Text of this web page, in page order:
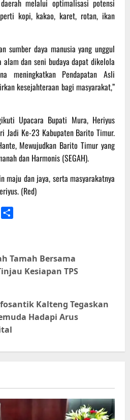
melalui optimalisasi potensi
kopi, kakao, karet, rotan, ikan
sumber daya manusia yang unggul
alam dan seni budaya dapat dikelola
meningkatkan Pendapatan Asli
kesejahteraan bagi masyarakat,”
Upacara Bupati Mura, Heriyus
Jadi Ke-23 Kabupaten Barito Timur.
Mewujudkan Barito Timur yang
dan Harmonis (SEGAH).
maju dan jaya, serta masyarakatnya
(Red)
Tamah Bersama
Kesiapan TPS
Kalteng Tegaskan
Hadapi Arus